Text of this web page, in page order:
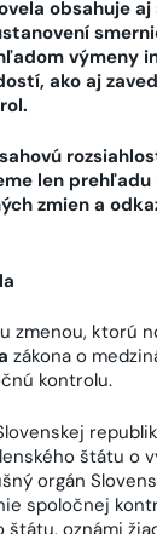
obsahuje
výmeny
ako aj
len
zmien a
zmenou, ktorú
zákona o
kontrolu.
štátu o
orgán
spoločnej
štátu, oznámi